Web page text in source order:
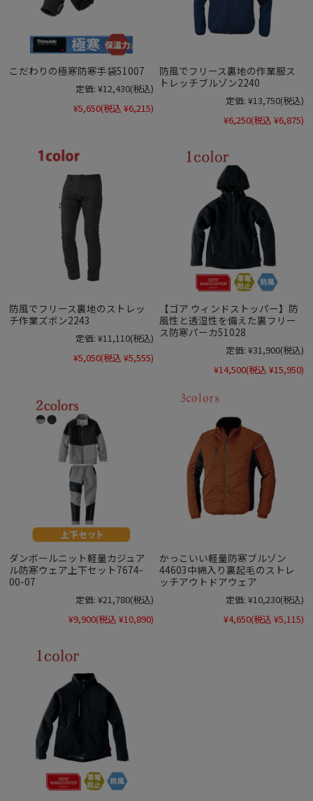
こだわりの極寒防寒手袋51007
定価: ¥12,430(税込)
¥5,650(税込 ¥6,215)
防風でフリース裏地の作業服ス
トレッチブルゾン2240
定価: ¥13,750(税込)
¥6,250(税込 ¥6,875)
防風でフリース裏地のストレッ
チ作業ズボン2243
定価: ¥11,110(税込)
¥5,050(税込 ¥5,555)
【ゴア ウィンドストッパー】防
風性と透湿性を備えた裏フリー
ス防寒パーカ51028
定価: ¥31,900(税込)
¥14,500(税込 ¥15,950)
ダンボールニット軽量カジュア
ル防寒ウェア上下セット7674-
00-07
定価: ¥21,780(税込)
¥9,900(税込 ¥10,890)
かっこいい軽量防寒ブルゾン
44603中綿入り裏起毛のストレ
ッチアウトドアウェア
定価: ¥10,230(税込)
¥4,650(税込 ¥5,115)